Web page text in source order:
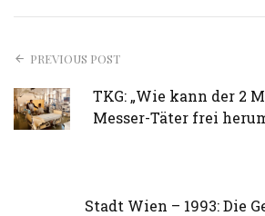
PREVIOUS POST
TKG: „Wie kann der 2
Messer-Täter frei
Stadt Wien – 1993: Die